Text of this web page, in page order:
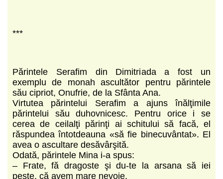
***
Părintele Serafim din Dimitriada a fost un
exemplu de monah ascultător pentru părintele
său cipriot, Onufrie, de la Sfânta Ana.
Virtutea părintelui Serafim a ajuns înălţimile
părintelui său duhovnicesc. Pentru orice i se
cerea de ceilalţi părinţi ai schitului să facă, el
răspundea întotdeauna «să fie binecuvântat». El
avea o ascultare desăvârşită.
Odată, părintele Mina i-a spus:
– Frate, fă dragoste şi du-te la arsana să iei
peşte, că avem mare nevoie.